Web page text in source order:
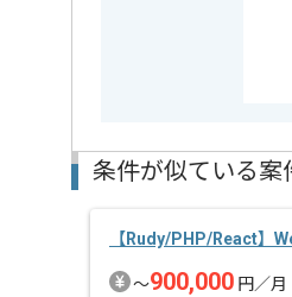
経験豊富なエンジニ
スキルアップされたい
全国各地よりリモー
条件が似ている案
【Rudy/PHP/React】
〜900,000 円／月